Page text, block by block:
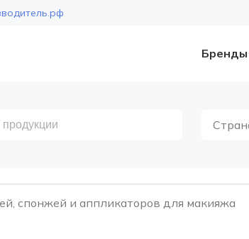
Бренды
спонжей и аппликаторов для макияжа